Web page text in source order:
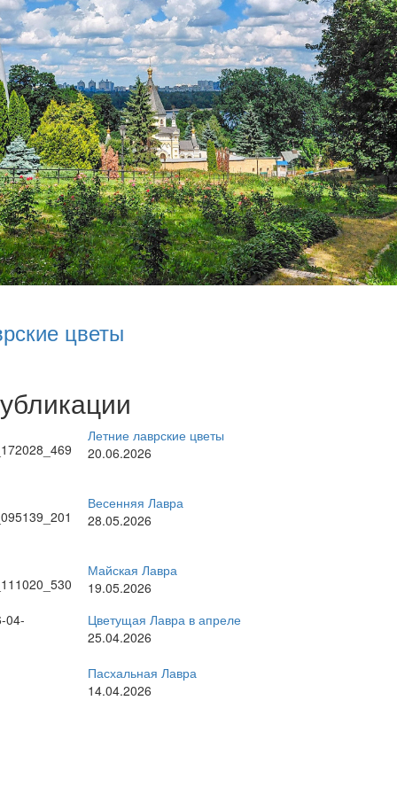
цветы
Летние лаврские цветы
20.06.2026
Весенняя Лавра
28.05.2026
Майская Лавра
19.05.2026
Цветущая Лавра в апреле
25.04.2026
Пасхальная Лавра
14.04.2026